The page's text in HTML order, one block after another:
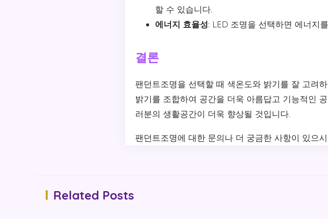
할 수 있습니다.
에너지 효율성: LED 조명을 선택하면 에너지
결론
팬던트조명을 선택할 때 색온도와 밝기를 잘 고려
밝기를 조합하여 공간을 더욱 아름답고 기능적인
러분의 생활공간이 더욱 향상될 것입니다.
팬던트조명에 대한 문의나 더 궁금한 사항이 있으
Related Posts